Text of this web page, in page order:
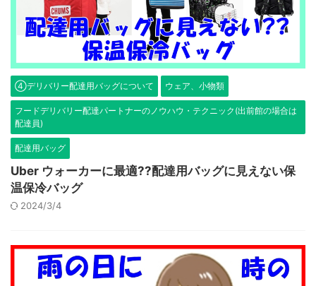
④デリバリー配達用バッグについて ウェア、小物類
フードデリバリー配達パートナーのノウハウ・テクニック(出前館の場合は
配達員)
配達用バッグ
Uber ウォーカーに最適??配達用バッグに見えない保
温保冷バッグ
2024/3/4